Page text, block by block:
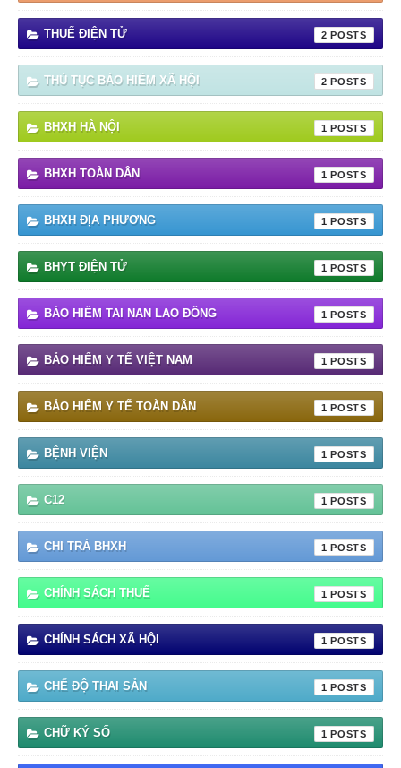
THUẾ ĐIỆN TỬ 2
THỦ TỤC BẢO HIỂM XÃ HỘI 2
BHXH HÀ NỘI 1
BHXH TOÀN DÂN 1
BHXH ĐỊA PHƯƠNG 1
BHYT ĐIỆN TỬ 1
BẢO HIỂM TAI NAN LAO ĐÔNG 1
BẢO HIỂM Y TẾ VIỆT NAM 1
BẢO HIỂM Y TẾ TOÀN DÂN 1
BỆNH VIỆN 1
C12 1
CHI TRẢ BHXH 1
CHÍNH SÁCH THUẾ 1
CHÍNH SÁCH XÃ HỘI 1
CHẾ ĐỘ THAI SẢN 1
CHỮ KÝ SỐ 1